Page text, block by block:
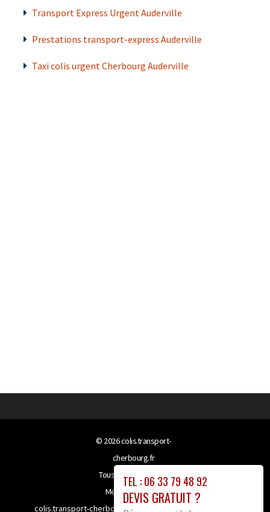
Transport Express Urgent Auderville
Prestations transport-express Auderville
Taxi colis urgent Cherbourg Auderville
TEL : 06 33 79 48 92
DEVIS GRATUIT ?
© 2026colis.transport-
cherbourg.fr
Tous droits réservés
Mentions légales
colis.transport-cherbourg.fr bénéficie de la technologie